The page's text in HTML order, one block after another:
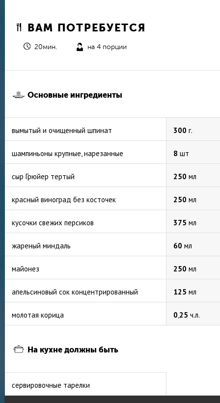
ВАМ ПОТРЕБУЕТСЯ
20мин. на 4 порции
Основные ингредиенты
вымытый и очищенный шпинат 300 г.
шампиньоны крупные, нарезанные 8 шт
сыр Грюйер тертый 250 мл
красный виноград без косточек 250 мл
кусочки свежих персиков 375 мл
жареный миндаль 60 мл
майонез 250 мл
апельсиновый сок концентрированный 125 мл
молотая корица 0,25 ч.л.
На кухне должны быть
сервировочные тарелки